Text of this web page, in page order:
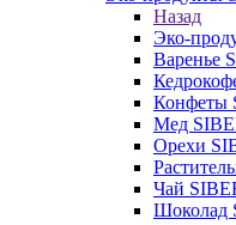
Назад
Эко-
Варенье
Конфеты
Мед
Орехи
Чай
Шоколад